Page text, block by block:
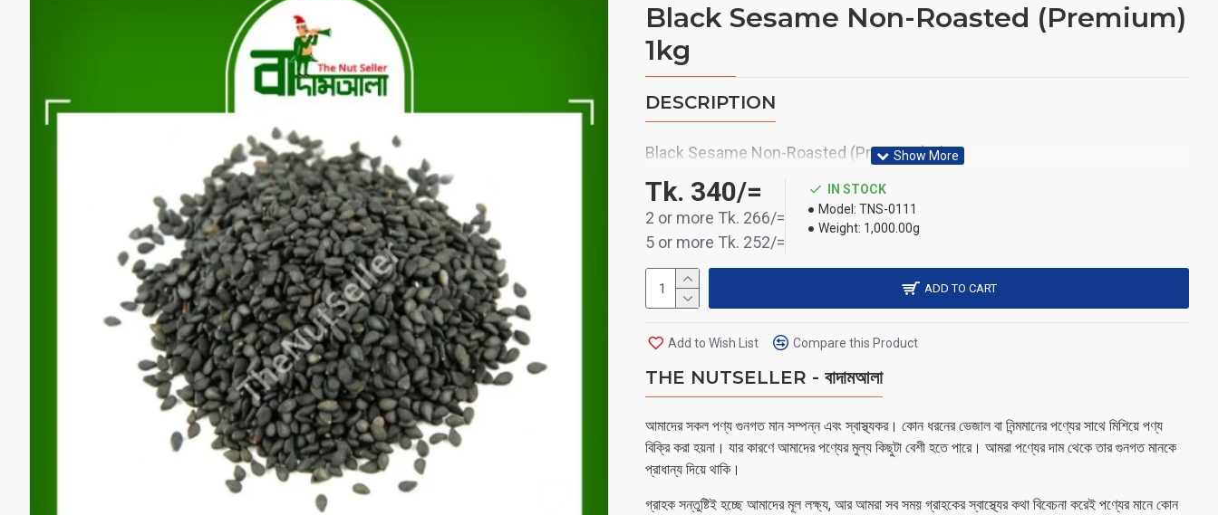
Black Sesame Non-Roasted (Premium)
1kg
DESCRIPTION
Black Sesame Non-Roasted (Premium) 1kg
Tk. 340/=
2 or more Tk. 266/=
5 or more Tk. 252/=
IN STOCK
Model: TNS-0111
Weight: 1,000.00g
ADD TO CART
Add to Wish List Compare this Product
THE NUTSELLER - বাদামআলা
আমাদের সকল পণ্য গুনগত মান সম্পন্ন এবং স্বাস্থ্যকর। কোন ধরনের ভেজাল বা নিন্মমানের পণ্যের সাথে মিশিয়ে পণ্য
বিক্রি করা হয়না। যার কারণে আমাদের পণ্যের মুল্য কিছুটা বেশী হতে পারে। আমরা পণ্যের দাম থেকে তার গুনগত মানকে
প্রাধান্য দিয়ে থাকি।
গ্রাহক সন্তুষ্টিই হচ্ছে আমাদের মূল লক্ষ্য, আর আমরা সব সময় গ্রাহকের স্বাস্থ্যের কথা বিবেচনা করেই পণ্যের মানে কোন